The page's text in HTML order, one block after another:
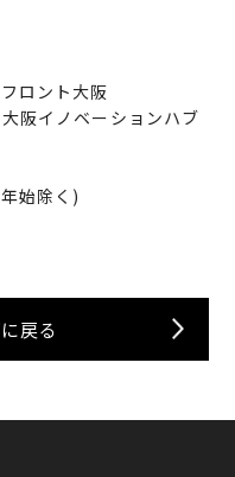
ロント大阪
阪イノベーションハブ
始除く)
戻る